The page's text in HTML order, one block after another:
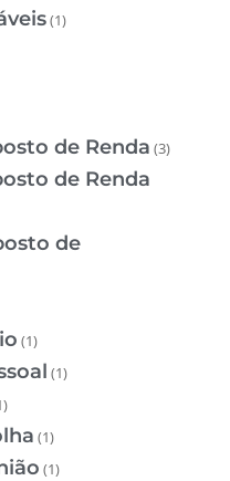
(1)
de Renda (3)
de Renda
de
(1)
(1)
(1)
(1)